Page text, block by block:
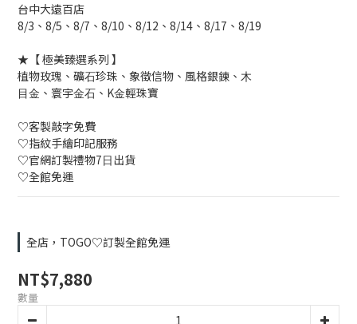
台中大遠百店
8/3、8/5、8/7、8/10、8/12、8/14、8/17、8/19
★【 極美臻選系列 】
植物玫瑰、礦⽯珍珠、象徵信物、風格銀鍊、⽊
⽬⾦、寰宇⾦⽯、K⾦輕珠寶
♡客製敲字免費
♡指紋⼿繪印記服務
♡官網訂製禮物7⽇出貨
♡全館免運
全店，TOGO♡訂製全館免運
NT$7,880
數量